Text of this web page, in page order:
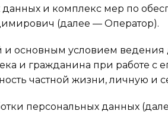
данных и комплекс мер по
(далее — Оператор).
и основным условием ведения
и гражданина при работе с
частной жизни, личную и
персональных данных